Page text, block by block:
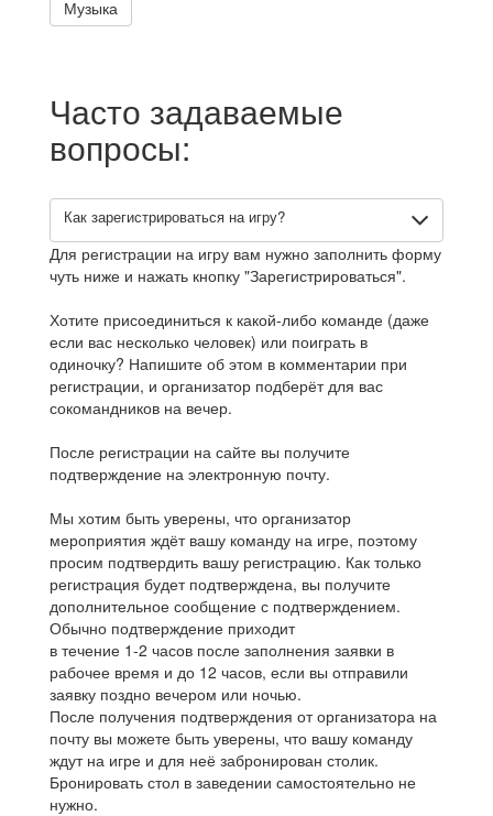
Музыка
Часто задаваемые
вопросы:
Как зарегистрироваться на игру?
Для регистрации на игру вам нужно заполнить форму
чуть ниже и нажать кнопку "Зарегистрироваться".
Хотите присоединиться к какой-либо команде (даже
если вас несколько человек) или поиграть в
одиночку? Напишите об этом в комментарии при
регистрации, и организатор подберёт для вас
сокомандников на вечер.
После регистрации на сайте вы получите
подтверждение на электронную почту.
Мы хотим быть уверены, что организатор
мероприятия ждёт вашу команду на игре, поэтому
просим подтвердить вашу регистрацию. Как только
регистрация будет подтверждена, вы получите
дополнительное сообщение с подтверждением.
Обычно подтверждение приходит
в течение 1-2 часов после заполнения заявки в
рабочее время и до 12 часов, если вы отправили
заявку поздно вечером или ночью.
После получения подтверждения от организатора на
почту вы можете быть уверены, что вашу команду
ждут на игре и для неё забронирован столик.
Бронировать стол в заведении самостоятельно не
нужно.